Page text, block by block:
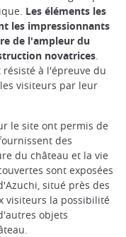
Les éléments les
les impressionnants
de l'ampleur du
novatrices.
à l'épreuve du
visiteurs par leur
le site ont permis de
des
du château et la vie
sont exposées
situé près des
visiteurs la possibilité
objets